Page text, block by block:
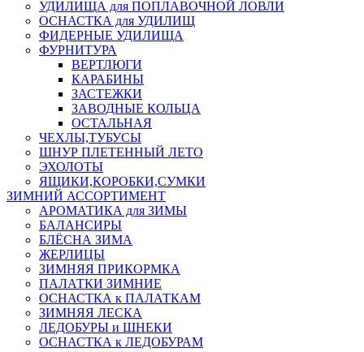
УДИЛИЩА для ПОПЛАВОЧНОЙ ЛОВЛИ
ОСНАСТКА для УДИЛИЩ
ФИДЕРНЫЕ УДИЛИЩА
ФУРНИТУРА
ВЕРТЛЮГИ
КАРАБИНЫ
ЗАСТЕЖКИ
ЗАВОДНЫЕ КОЛЬЦА
ОСТАЛЬНАЯ
ЧЕХЛЫ,ТУБУСЫ
ШНУР ПЛЕТЕННЫЙ ЛЕТО
ЭХОЛОТЫ
ЯЩИКИ,КОРОБКИ,СУМКИ
ЗИМНИЙ АССОРТИМЕНТ
АРОМАТИКА для ЗИМЫ
БАЛАНСИРЫ
БЛЁСНА ЗИМА
ЖЕРЛИЦЫ
ЗИМНЯЯ ПРИКОРМКА
ПАЛАТКИ ЗИМНИЕ
ОСНАСТКА к ПАЛАТКАМ
ЗИМНЯЯ ЛЕСКА
ЛЕДОБУРЫ и ШНЕКИ
ОСНАСТКА к ЛЕДОБУРАМ